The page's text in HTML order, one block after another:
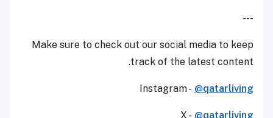
---
Make sure to check out our social media to keep
track of the latest content.
Instagram - @qatarliving
X - @qatarliving